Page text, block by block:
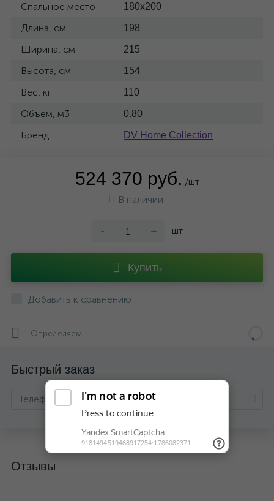
Спальное место 180x200
Длина, см 198
Ширина, см 215
Высота, см 154
Вес, кг 110
Объем, м3 0.80
Бренд DV Home Collection
524 370 руб. /шт
В наличии
- + шт
Купить
Добавить к сравнению
Определяем...
Быстрый заказ
Отзывы